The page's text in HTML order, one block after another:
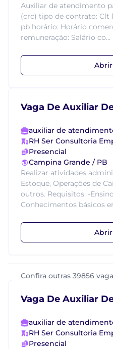
Auxiliar de atendimento
(crc) tipo de contrato: Clt
pb horário: Horário
remuneração: Salário co...
Abrir
Vaga De Auxiliar
auxiliar de
RH Ser Consultoria
Presencial
Campina Grande / PB
Realizar atividades
Estoque, Operações de
outros. Requisitos: -
Conhecimentos básicos
Abrir
Confira outras 39856
Vaga De Auxiliar
auxiliar de
RH Ser Consultoria
Presencial